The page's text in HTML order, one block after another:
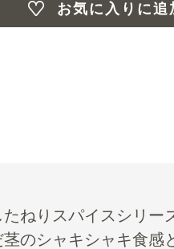
お気に入りに追
ねりスパイスシリー
のシャキシャキ食感